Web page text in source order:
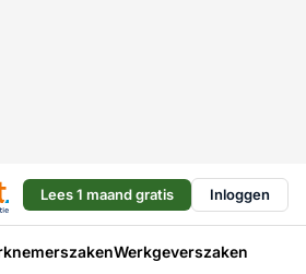
Lees 1 maand gratis Inloggen
Werkgeverszaken